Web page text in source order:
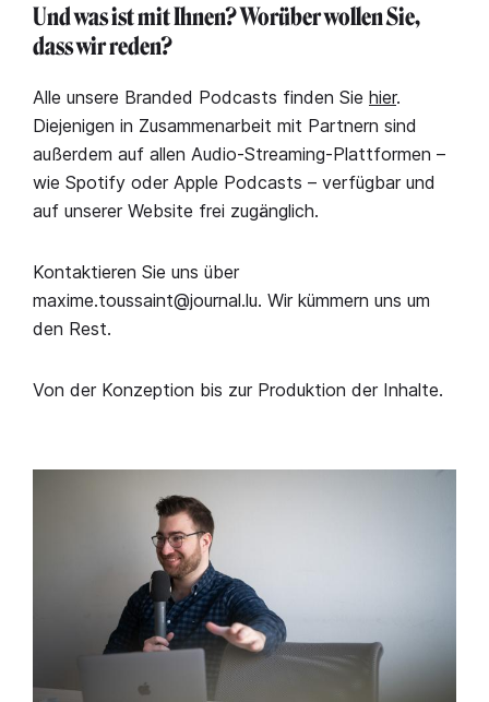
Und was ist mit Ihnen? Worüber wollen Sie,
dass wir reden?
Alle unsere Branded Podcasts finden Sie hier.
Diejenigen in Zusammenarbeit mit Partnern sind
außerdem auf allen Audio-Streaming-Plattformen –
wie Spotify oder Apple Podcasts – verfügbar und
auf unserer Website frei zugänglich.
Kontaktieren Sie uns über
maxime.toussaint@journal.lu. Wir kümmern uns um
den Rest.
Von der Konzeption bis zur Produktion der Inhalte.